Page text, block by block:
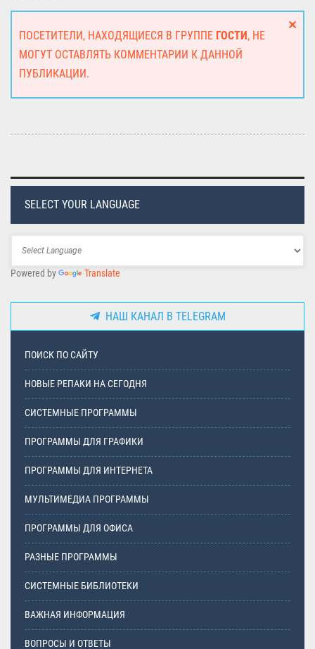
ПОСЕТИТЕЛИ, НАХОДЯЩИЕСЯ В ГРУППЕ ГОСТИ, НЕ
МОГУТ ОСТАВЛЯТЬ КОММЕНТАРИИ К ДАННОЙ
ПУБЛИКАЦИИ.
SELECT YOUR LANGUAGE
Powered by Translate
НАШ КАНАЛ В TELEGRAM
ПОИСК ПО САЙТУ
НОВЫЕ РЕПАКИ НА СЕГОДНЯ
СИСТЕМНЫЕ ПРОГРАММЫ
ПРОГРАММЫ ДЛЯ ГРАФИКИ
ПРОГРАММЫ ДЛЯ ИНТЕРНЕТА
МУЛЬТИМЕДИА ПРОГРАММЫ
ПРОГРАММЫ ДЛЯ ОФИСА
РАЗНЫЕ ПРОГРАММЫ
СИСТЕМНЫЕ БИБЛИОТЕКИ
ВАЖНАЯ ИНФОРМАЦИЯ
ВОПРОСЫ И ОТВЕТЫ